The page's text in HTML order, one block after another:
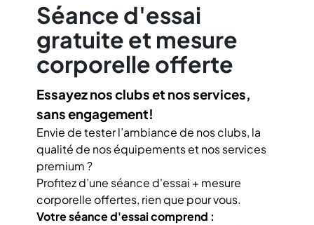
Séance d'essai
gratuite et mesure
corporelle offerte
Essayez nos clubs et nos services,
sans engagement!
Envie de tester l’ambiance de nos clubs, la
qualité de nos équipements et nos services
premium ?
Profitez d’une séance d'essai + mesure
corporelle offertes, rien que pour vous.
Votre séance d'essai comprend :